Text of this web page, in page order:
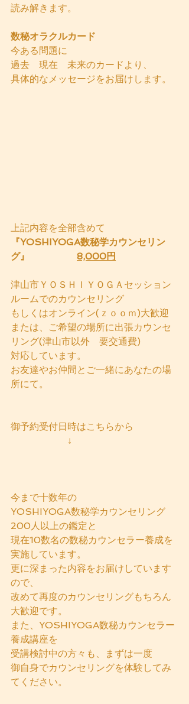
読み解きます。
数秘オラクルカード
今ある問題に
過去　現在　未来のカードより、
具体的なメッセージをお届けします。
上記内容を全部含めて
『YOSHIYOGA数秘学カウンセリン
グ』
8,000円
津山市ＹＯＳＨＩＹＯＧＡセッション
ルームでのカウンセリング
もしくはオンライン(ｚｏｏｍ)大歓迎
または、ご希望の場所に出張カウンセ
リング(津山市以外　要交通費)
対応しています。
お友達やお仲間とご一緒にあなたの場
所にて。
御予約受付日時はこちらから
↓
今まで十数年の
YOSHIYOGA数秘学カウンセリング
200人以上の鑑定と
現在10数名の数秘カウンセラー養成を
実施しています。
更に深まった内容をお届けしています
ので、
改めて再度のカウンセリングもちろん
大歓迎です。
また、YOSHIYOGA数秘カウンセラー
養成講座を
受講検討中の方々も、まずは一度
御自身でカウンセリングを体験してみ
てください。